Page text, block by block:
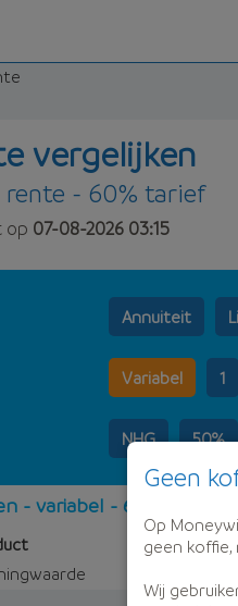
vergelijken
rente - 60% tarief
op 07-08-2026 03:15
Annuiteit
Variabel 1
NHG 50%
- variabel - 60%
Geen
Op
geen
Wij